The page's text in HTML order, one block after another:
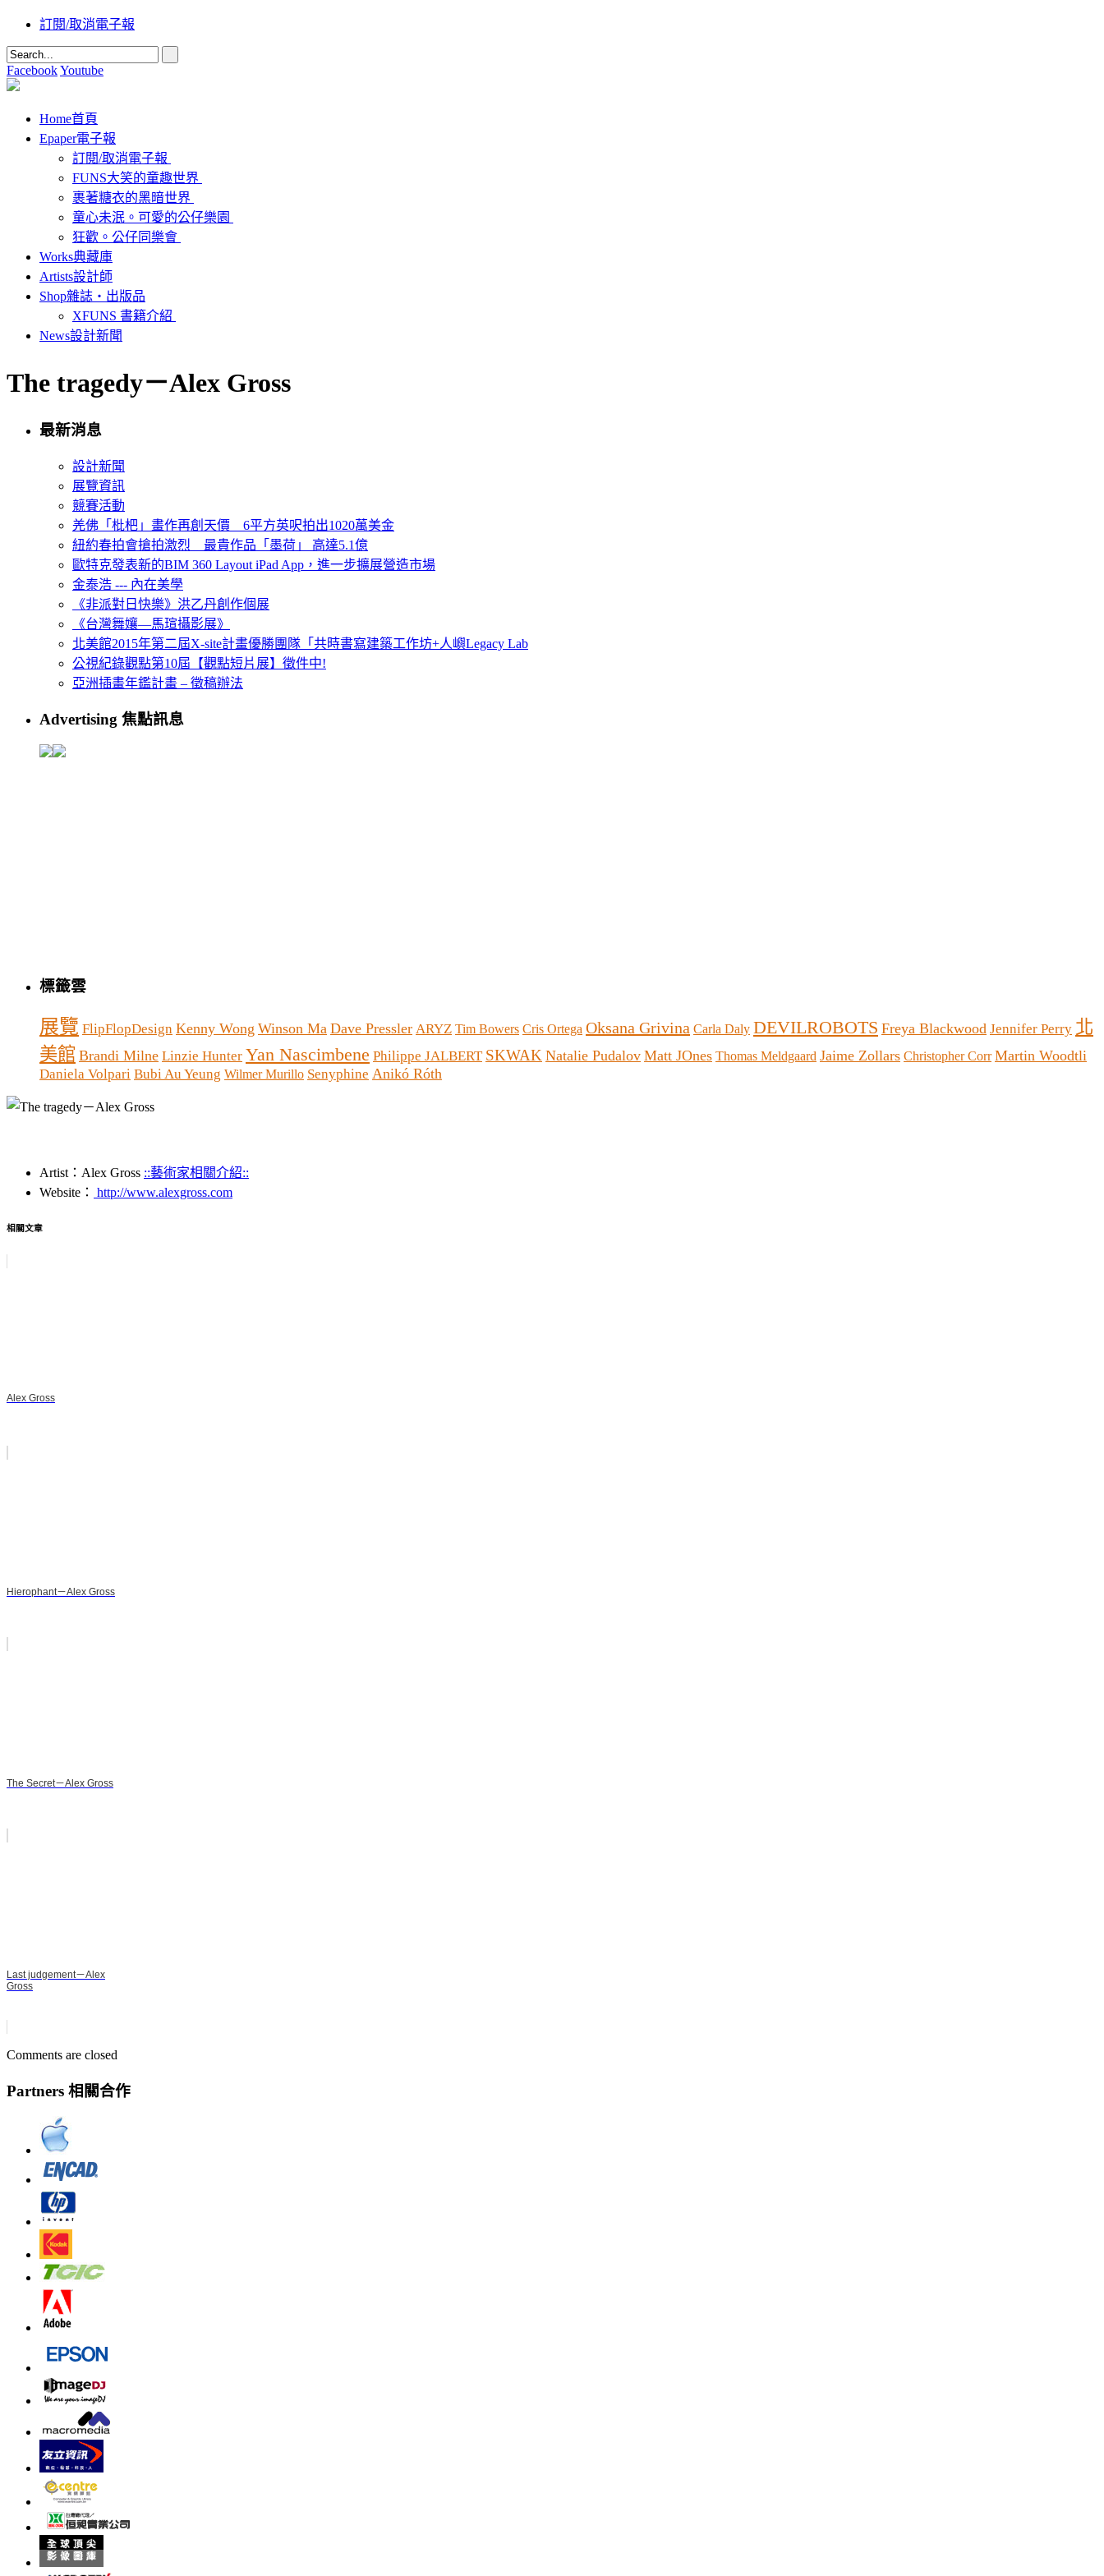
訂閱/取消電子報
FacebookYoutube
Home首頁
Epaper電子報
訂閱/取消電子報
FUNS大笑的童趣世界
裹著糖衣的黑暗世界
童心未泯。可愛的公仔樂園
狂歡。公仔同樂會
Works典藏庫
Artists設計師
Shop雜誌‧出版品
XFUNS 書籍介紹
News設計新聞
The tragedy－Alex Gross
最新消息
設計新聞
展覽資訊
競賽活動
羌佛「枇杷」畫作再創天價 6平方英呎拍出1020萬美金
紐約春拍會搶拍激烈 最貴作品「墨荷」 高達5.1億
歐特克發表新的BIM 360 Layout iPad App，進一步擴展營造市場
金泰浩 --- 內在美學
《非派對日快樂》洪乙丹創作個展
《台灣舞孃—馬瑄攝影展》
北美館2015年第二屆X-site計畫優勝團隊「共時書寫建築工作坊+人嶼Legacy Lab
公視紀錄觀點第10屆【觀點短片展】徵件中!
亞洲插畫年鑑計畫 – 徵稿辦法
Advertising 焦點訊息
標籤雲
展覽 FlipFlopDesign Kenny Wong Winson Ma Dave Pressler ARYZ Tim Bowers Cris Ortega Oksana Grivina Carla Daly DEVILROBOTS Freya Blackwood Jennifer Perry 北
美館 Brandi Milne Linzie Hunter Yan Nascimbene Philippe JALBERT SKWAK Natalie Pudalov Matt JOnes Thomas Meldgaard Jaime Zollars Christopher Corr Martin Woodtli
Daniela Volpari Bubi Au Yeung Wilmer Murillo Senyphine Anikó Róth
Artist：Alex Gross ::藝術家相關介紹::
Website： http://www.alexgross.com
相關文章
Alex Gross
Hierophant－Alex Gross
The Secret－Alex Gross
Last judgement－Alex
Gross
Comments are closed
Partners 相關合作